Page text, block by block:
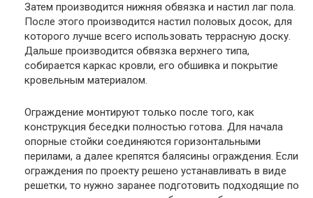
Затем производится нижняя обвязка и настил лаг пола.
После этого производится настил половых досок, для
которого лучше всего использовать террасную доску.
Дальше производится обвязка верхнего типа,
собирается каркас кровли, его обшивка и покрытие
кровельным материалом.
Ограждение монтируют только после того, как
конструкция беседки полностью готова. Для начала
опорные стойки соединяются горизонтальными
перилами, а далее крепятся балясины ограждения. Если
ограждения по проекту решено устанавливать в виде
решетки, то нужно заранее подготовить подходящие по